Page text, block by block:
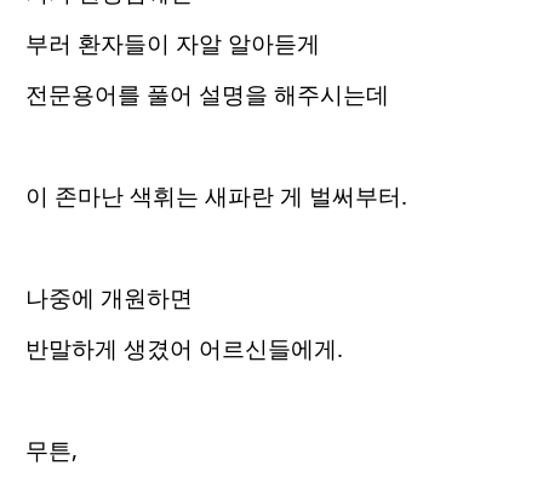
부러 환자들이 자알 알아듣게
전문용어를 풀어 설명을 해주시는데
이 존마난 색휘는 새파란 게 벌써부터.
나중에 개원하면
반말하게 생겼어 어르신들에게.
무튼,